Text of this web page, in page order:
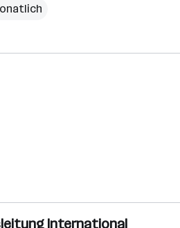
International